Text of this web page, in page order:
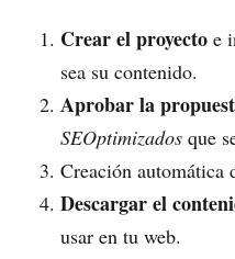
Crear el proyecto e
sea su contenido.
Aprobar la
SEOptimizados que
Creación automática
Descargar el
usar en tu web.